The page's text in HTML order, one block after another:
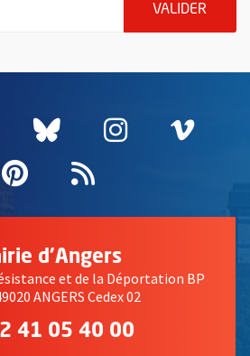
VALIDER
nouvelle fenêtre
Twitter
, Ouvre une nouvelle
Bluesky
, Ouvre une
Instagram
, Ouvre
,
Pinterest
, Ouvre une
Flux RSS
d'Angers
et de la Déportation BP
ANGERS Cedex 02
41 05 40 00